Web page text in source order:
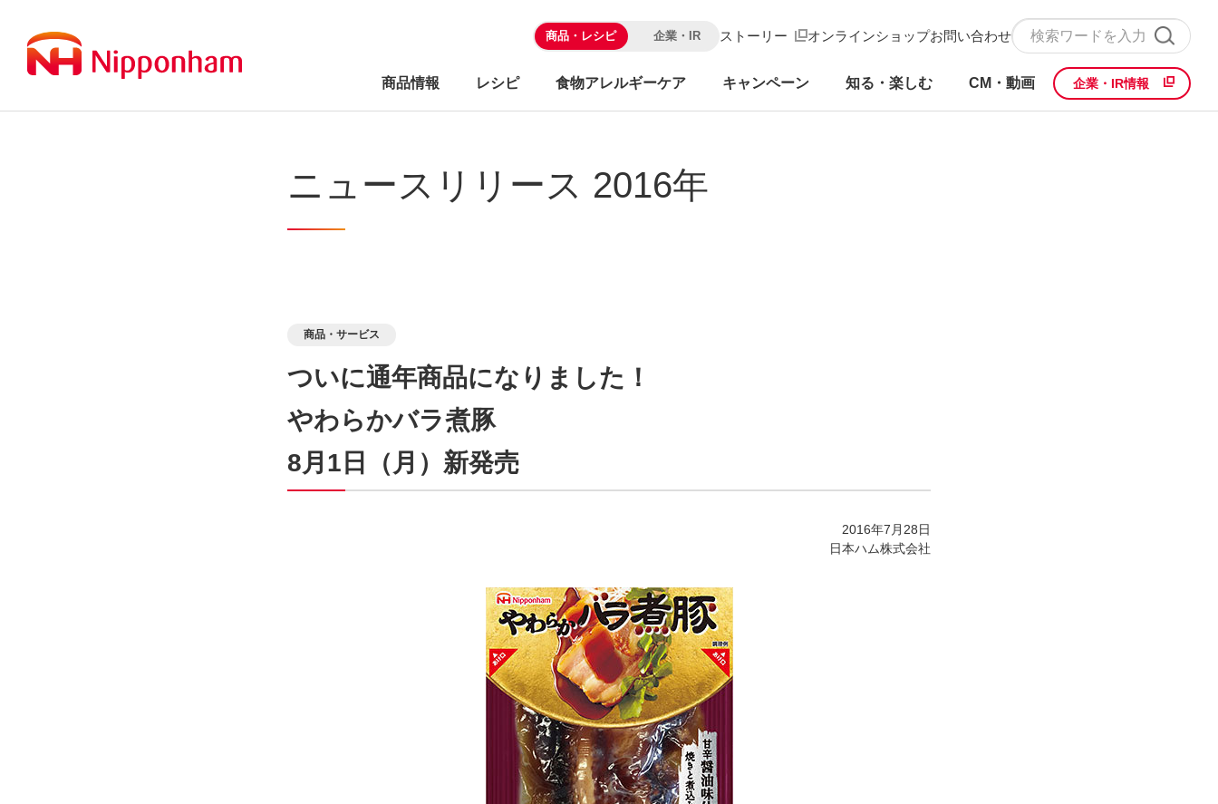
商品・レシピ 企業・IR ストーリー オンラインショップお問い合わせ
商品情報 レシピ 食物アレルギーケア キャンペーン 知る・楽しむ CM・動画 企業・IR情報
ニュースリリース 2016年
商品・サービス
ついに通年商品になりました！
やわらかバラ煮豚
8月1日（月）新発売
2016年7月28日
日本ハム株式会社